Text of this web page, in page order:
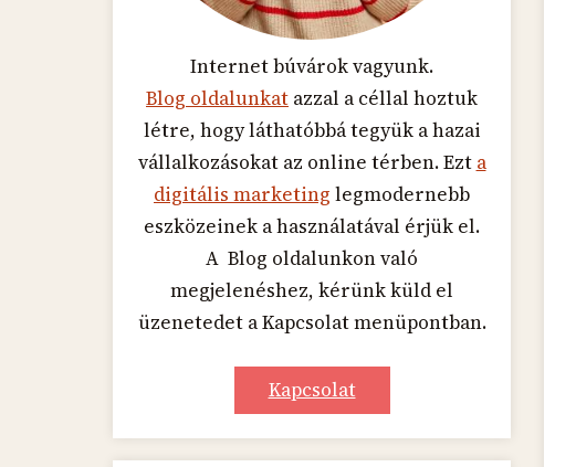
Internet búvárok vagyunk.
Blog oldalunkat azzal a céllal hoztuk
létre, hogy láthatóbbá tegyük a hazai
vállalkozásokat az online térben. Ezt a
digitális marketing legmodernebb
eszközeinek a használatával érjük el.
A Blog oldalunkon való
megjelenéshez, kérünk küld el
üzenetedet a Kapcsolat menüpontban.
Kapcsolat